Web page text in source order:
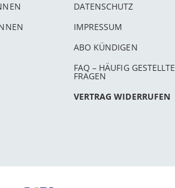
DATENSCHUTZ
IMPRESSUM
ABO KÜNDIGEN
FAQ – HÄUFIG GESTELLTE
FRAGEN
VERTRAG WIDERRUFEN